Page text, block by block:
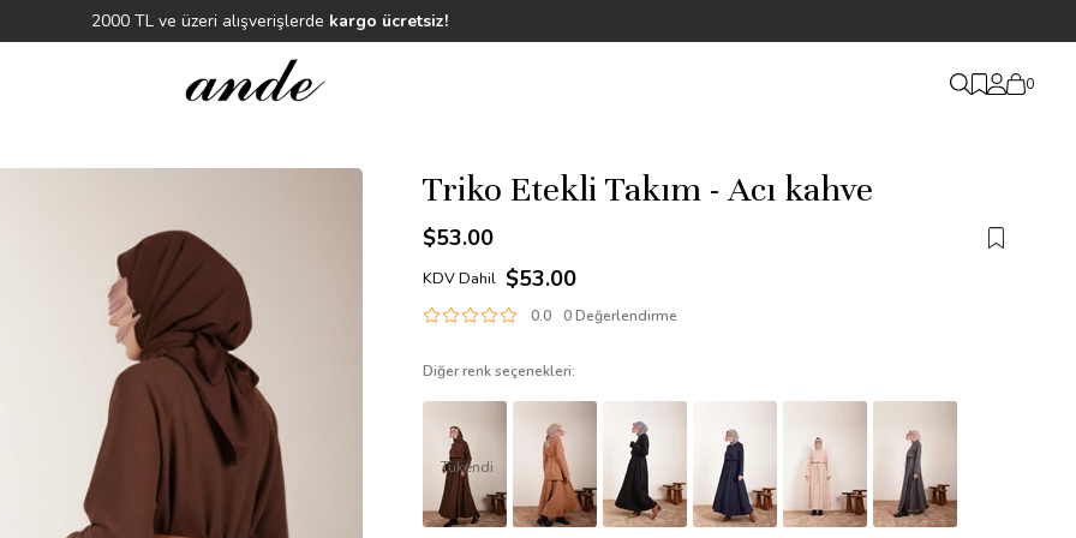
0
Triko Etekli Takım - Acı kahve
$53.00
KDV Dahil $53.00
0.0 0 Değerlendirme
Diğer renk seçenekleri:
Tükendi